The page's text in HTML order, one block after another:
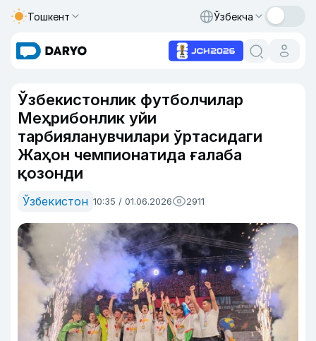
Тошкент Ўзбекча
Ўзбекистонлик футболчилар
Меҳрибонлик уйи
тарбияланувчилари ўртасидаги
Жаҳон чемпионатида ғалаба
қозонди
Ўзбекистон 10:35 / 01.06.2026 2911